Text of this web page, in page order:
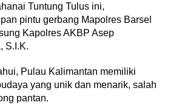
Tuntung Tulus ini,
pintu gerbang Mapolres Barsel
Kapolres AKBP Asep
S.I.K.
Pulau Kalimantan memiliki
yang unik dan menarik, salah
pantan.